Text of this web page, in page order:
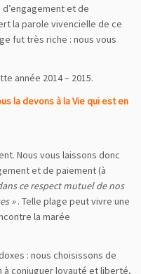
et de
la parole vivencielle de ce
fut très riche : nous vous
année 2014 – 2015.
la devons à la Vie qui est en
Nous vous laissons donc
et de paiement (à
ce respect mutuel de nos
». Telle plage peut vivre une
la marée
: nous choisissons de
à conjuguer loyauté et liberté,